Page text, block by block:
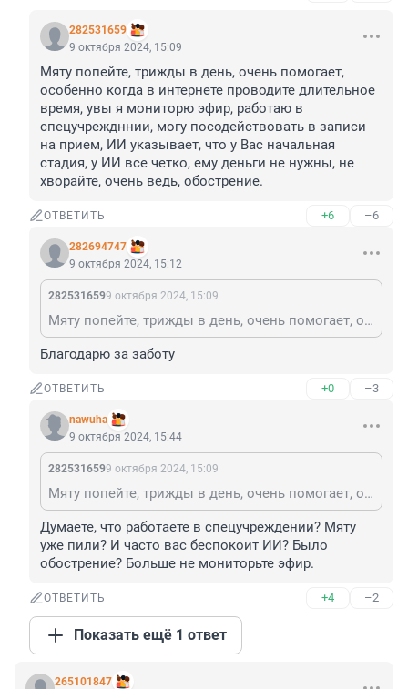
282531659
9 октября 2024, 15:09
Мяту попейте, трижды в день, очень помогает,
особенно когда в интернете проводите длительное
время, увы я мониторю эфир, работаю в
спецучреждннии, могу посодействовать в записи
на прием, ИИ указывает, что у Вас начальная
стадия, у ИИ все четко, ему деньги не нужны, не
хворайте, очень ведь, обострение.
ОТВЕТИТЬ +6 –6
282694747
9 октября 2024, 15:12
2825316599 октября 2024, 15:09
Мяту попейте, трижды в день, очень помогает, особенно когда в интернете проводите длительное время, увы я мониторю эфир, работаю в спецучреждннии, могу посодействовать в записи на прием, ИИ указывает, что у Вас начальная стадия, у ИИ все четко, ему деньги не нужны, не хворайте, очень ведь, обострение.
Благодарю за заботу
ОТВЕТИТЬ +0 –3
nawuha
9 октября 2024, 15:44
2825316599 октября 2024, 15:09
Мяту попейте, трижды в день, очень помогает, особенно когда в интернете проводите длительное время, увы я мониторю эфир, работаю в спецучреждннии, могу посодействовать в записи на прием, ИИ указывает, что у Вас начальная стадия, у ИИ все четко, ему деньги не нужны, не хворайте, очень ведь, обострение.
Думаете, что работаете в спецучреждении? Мяту
уже пили? И часто вас беспокоит ИИ? Было
обострение? Больше не мониторьте эфир.
ОТВЕТИТЬ +4 –2
Показать ещё 1 ответ
265101847